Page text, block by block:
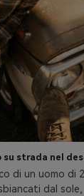
su strada nel
di un uomo di
dal